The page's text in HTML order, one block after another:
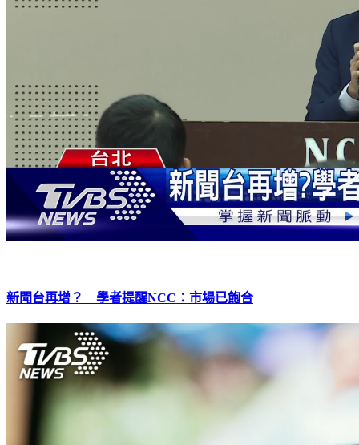
新聞台再增？ 學者提醒NCC：市場已飽合